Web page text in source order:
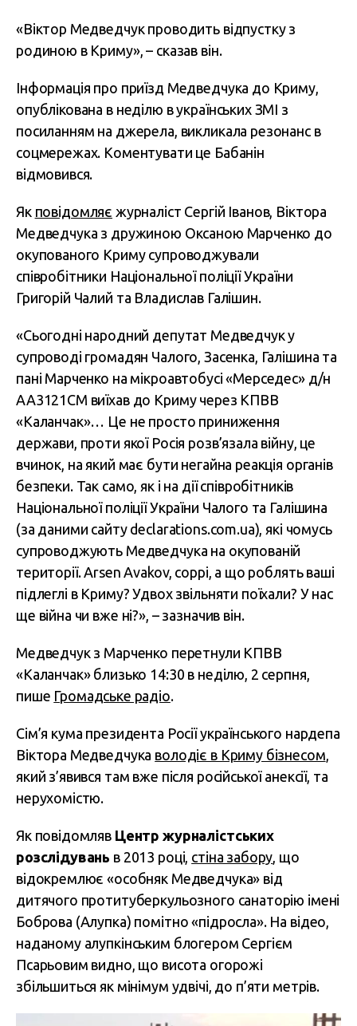
«Віктор Медведчук проводить відпустку з
родиною в Криму», – сказав він.
Інформація про приїзд Медведчука до Криму,
опублікована в неділю в українських ЗМІ з
посиланням на джерела, викликала резонанс в
соцмережах. Коментувати це Бабанін
відмовився.
Як повідомляє журналіст Сергій Іванов, Віктора
Медведчука з дружиною Оксаною Марченко до
окупованого Криму супроводжували
співробітники Національної поліції України
Григорій Чалий та Владислав Галішин.
«Сьогодні народний депутат Медведчук у
супроводі громадян Чалого, Засенка, Галішина та
пані Марченко на мікроавтобусі «Мерседес» д/н
АА3121СМ виїхав до Криму через КПВВ
«Каланчак»… Це не просто приниження
держави, проти якої Росія розв’язала війну, це
вчинок, на який має бути негайна реакція органів
безпеки. Так само, як і на дії співробітників
Національної поліції України Чалого та Галішина
(за даними сайту declarations.com.ua), які чомусь
супроводжують Медведчука на окупованій
території. Arsen Avakov, соррі, а що роблять ваші
підлеглі в Криму? Удвох звільняти поїхали? У нас
ще війна чи вже ні?», – зазначив він.
Медведчук з Марченко перетнули КПВВ
«Каланчак» близько 14:30 в неділю, 2 серпня,
пише Громадське радіо.
Сім’я кума президента Росії українського нардепа
Віктора Медведчука володіє в Криму бізнесом,
який з’явився там вже після російської анексії, та
нерухомістю.
Як повідомляв Центр журналістських
розслідувань в 2013 році, стіна забору, що
відокремлює «особняк Медведчука» від
дитячого протитуберкульозного санаторію імені
Боброва (Алупка) помітно «підросла». На відео,
наданому алупкінським блогером Сергієм
Псарьовим видно, що висота огорожі
збільшиться як мінімум удвічі, до п’яти метрів.